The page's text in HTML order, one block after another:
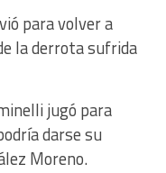
para volver a
la derrota sufrida
jugó para
darse su
Moreno.